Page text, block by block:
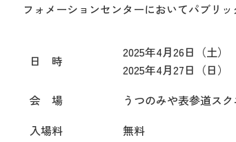
フォメーションセンターにおいてパブリ
日 時
2025年4月26日（土）
2025年4月27日（日）
会 場
うつのみや表参道ス
入場料
無料